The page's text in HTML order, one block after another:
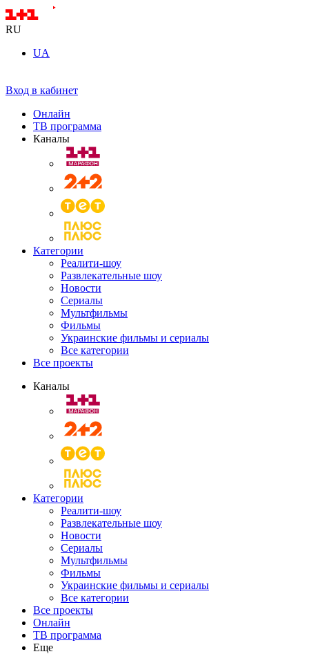
RU
UA
Вход в кабинет
Онлайн
ТВ программа
Каналы
Категории
Реалити-шоу
Развлекательные шоу
Новости
Сериалы
Мультфильмы
Фильмы
Украинские фильмы и сериалы
Все категории
Все проекты
Каналы
Категории
Реалити-шоу
Развлекательные шоу
Новости
Сериалы
Мультфильмы
Фильмы
Украинские фильмы и сериалы
Все категории
Все проекты
Онлайн
ТВ программа
Еще